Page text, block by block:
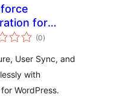
for
(0puntuacions
totals
)
User Sync, and
with
WordPress.